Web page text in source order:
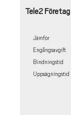
Tele2 Företag
Jämför
Engångsavgift
Bindningstid
Uppsägningstid